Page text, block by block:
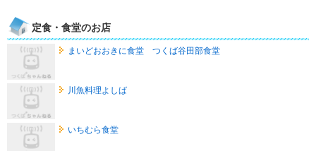
定食・食堂のお店
まいどおおきに食堂 つくば谷田部食堂
川魚料理よしば
いちむら食堂